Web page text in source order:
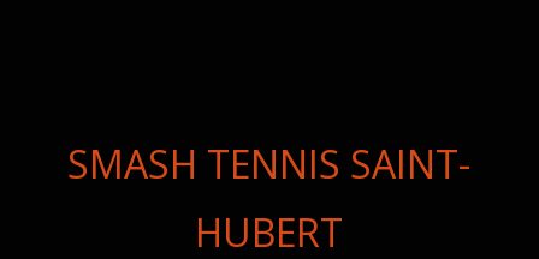
SMASH TENNIS SAINT-
HUBERT